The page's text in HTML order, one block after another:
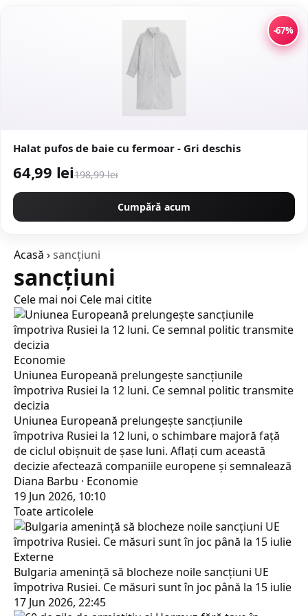
-67%
Halat pufos de baie cu fermoar - Gri deschis
64,99 lei198,99 lei
Cumpără acum
Acasă ›sancţiuni
sancţiuni
Cele mai noi Cele mai citite
Economie
Uniunea Europeană prelungește sancțiunile
împotriva Rusiei la 12 luni. Ce semnal politic transmite
decizia
Uniunea Europeană prelungește sancțiunile
împotriva Rusiei la 12 luni, o schimbare majoră față
de ciclul obișnuit de șase luni. Aflați cum această
decizie afectează companiile europene și semnalează
Diana Barbu · Economie
19 Jun 2026, 10:10
Toate articolele
Externe
Bulgaria amenință să blocheze noile sancțiuni UE
împotriva Rusiei. Ce măsuri sunt în joc până la 15 iulie
17 Jun 2026, 22:45